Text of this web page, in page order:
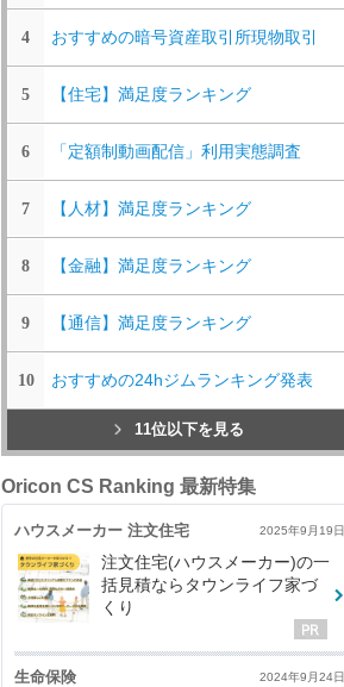
4 おすすめの暗号資産取引所現物取引
5 【住宅】満足度ランキング
6 「定額制動画配信」利用実態調査
7 【人材】満足度ランキング
8 【金融】満足度ランキング
9 【通信】満足度ランキング
10 おすすめの24hジムランキング発表
11位以下を見る
Oricon CS Ranking 最新特集
ハウスメーカー 注文住宅 2025年9月19日
注文住宅(ハウスメーカー)の一
括見積ならタウンライフ家づ
くり
生命保険 2024年9月24日